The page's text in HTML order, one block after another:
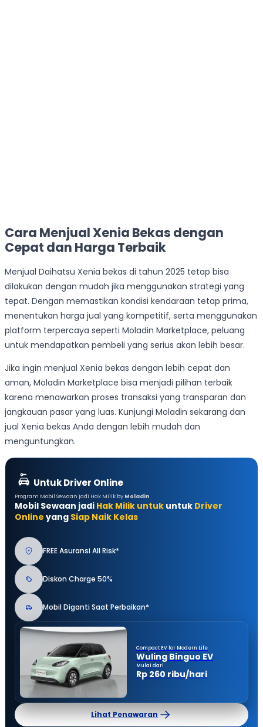
Cara Menjual Xenia Bekas dengan
Cepat dan Harga Terbaik
Menjual Daihatsu Xenia bekas di tahun 2025 tetap bisa
dilakukan dengan mudah jika menggunakan strategi yang
tepat. Dengan memastikan kondisi kendaraan tetap prima,
menentukan harga jual yang kompetitif, serta menggunakan
platform terpercaya seperti Moladin Marketplace, peluang
untuk mendapatkan pembeli yang serius akan lebih besar.
Jika ingin menjual Xenia bekas dengan lebih cepat dan
aman, Moladin Marketplace bisa menjadi pilihan terbaik
karena menawarkan proses transaksi yang transparan dan
jangkauan pasar yang luas. Kunjungi Moladin sekarang dan
jual Xenia bekas Anda dengan lebih mudah dan
menguntungkan.
Untuk Driver Online
Program Mobil Sewaan jadi Hak Milik by Moladin
Mobil Sewaan jadi Hak Milik untuk untuk Driver
Online yang Siap Naik Kelas
FREE Asuransi All Risk*
Diskon Charge 50%
Mobil Diganti Saat Perbaikan*
Compact EV for Modern Life
Wuling Binguo EV
Mulai dari
Rp 260 ribu/hari
Lihat Penawaran